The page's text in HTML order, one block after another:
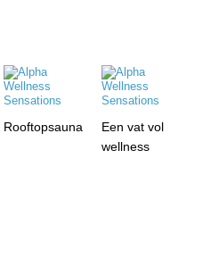
Rooftopsauna
Een vat vol
wellness